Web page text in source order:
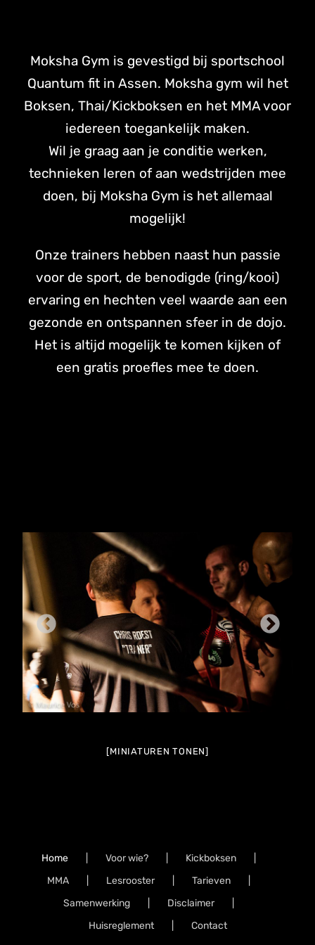
Moksha Gym is gevestigd bij sportschool
Quantum fit in Assen. Moksha gym wil het
Boksen, Thai/Kickboksen en het MMA voor
iedereen toegankelijk maken.
Wil je graag aan je conditie werken,
technieken leren of aan wedstrijden mee
doen, bij Moksha Gym is het allemaal
mogelijk!
Onze trainers hebben naast hun passie
voor de sport, de benodigde (ring/kooi)
ervaring en hechten veel waarde aan een
gezonde en ontspannen sfeer in de dojo.
Het is altijd mogelijk te komen kijken of
een gratis proefles mee te doen.
[MINIATUREN TONEN]
Home Voor wie?
Kickboksen
MMA
Lesrooster
Tarieven
Samenwerking
Disclaimer
Huisreglement
Contact